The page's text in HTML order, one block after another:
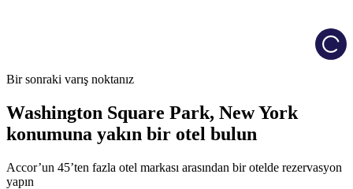
Bir sonraki varış noktanız
Washington Square Park, New York
konumuna yakın bir otel bulun
Accor’un 45’ten fazla otel markası arasından bir otelde rezervasyon
yapın